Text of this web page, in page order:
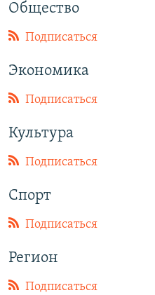
Общество
Подписаться
Экономика
Подписаться
Культура
Подписаться
Спорт
Подписаться
Регион
Подписаться